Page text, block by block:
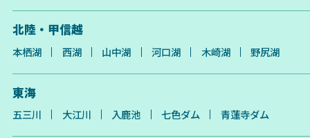
北陸・甲信越
本栖湖 西湖 山中湖 河口湖 木崎湖 野尻湖
東海
五三川 大江川 入鹿池 七色ダム 青蓮寺ダム